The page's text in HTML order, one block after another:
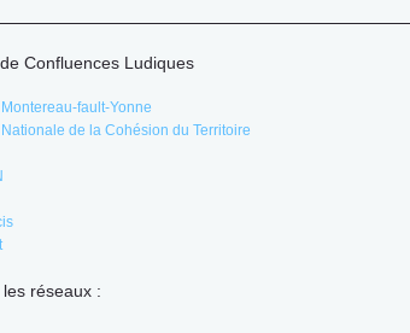
Confluences Ludiques
réseaux :